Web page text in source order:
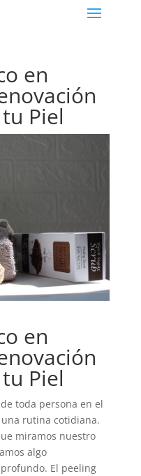
en
Piel
en
Piel
toda persona en el
rutina cotidiana.
miramos nuestro
algo
El peeling